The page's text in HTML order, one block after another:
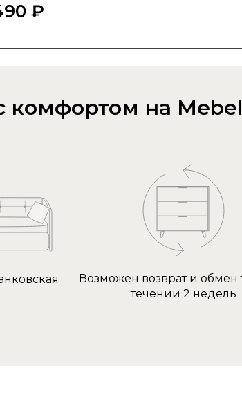
₽
комфортом на
Возможен возврат и обмен
течении 2 недель